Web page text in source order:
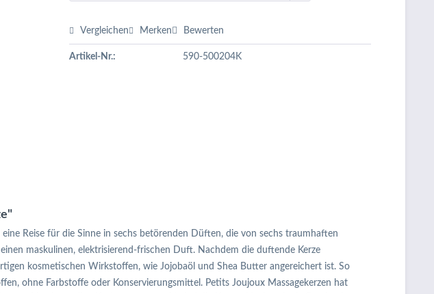
Vergleichen Merken Bewerten
Artikel-Nr.: 590-500204K
Reise für die Sinne in sechs betörenden Düften, die von sechs traumhaften
maskulinen, elektrisierend-frischen Duft. Nachdem die duftende Kerze
kosmetischen Wirkstoffen, wie Jojobaöl und Shea Butter angereichert ist. So
ohne Farbstoffe oder Konservierungsmittel. Petits Joujoux Massagekerzen hat